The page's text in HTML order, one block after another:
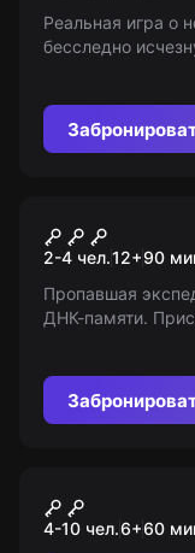
Реальная игра о
бесследно
Escape
2-4 чел.12+90
Пропавшая
ДНК-памяти.
Возраст 12+
Уэнсдей
4-10 чел.6+60